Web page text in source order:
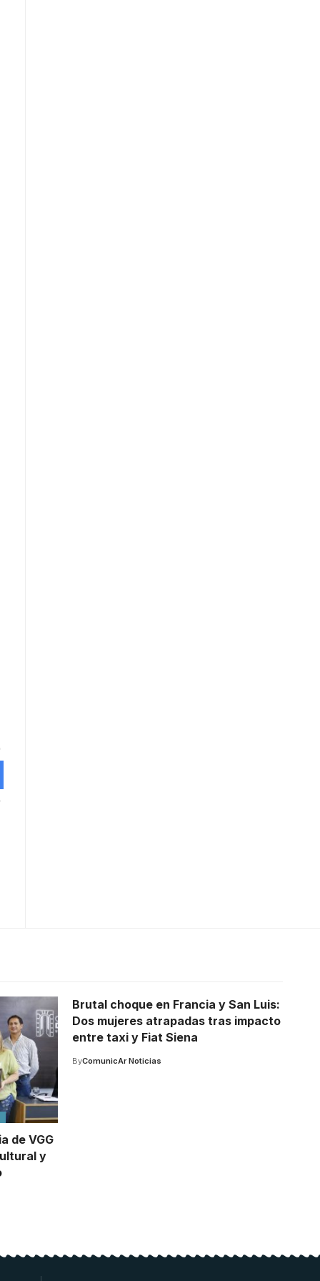
de VGG
y
Brutal choque en Francia y San Luis:
Dos mujeres atrapadas tras impacto
entre taxi y Fiat Siena
ByComunicAr Noticias